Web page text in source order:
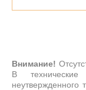
Внимание!
В технические
неутвержденного